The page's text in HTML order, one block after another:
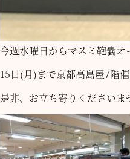
今週水曜日からマスミ鞄嚢オ
15日(月)まで京都高島屋7階
是非、お立ち寄りくださいま